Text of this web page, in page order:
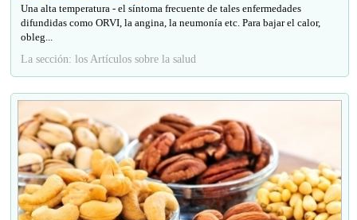
Una alta temperatura - el síntoma frecuente de tales enfermedades
difundidas como ORVI, la angina, la neumonía etc. Para bajar el calor,
obleg...
La sección: los Artículos sobre la salud